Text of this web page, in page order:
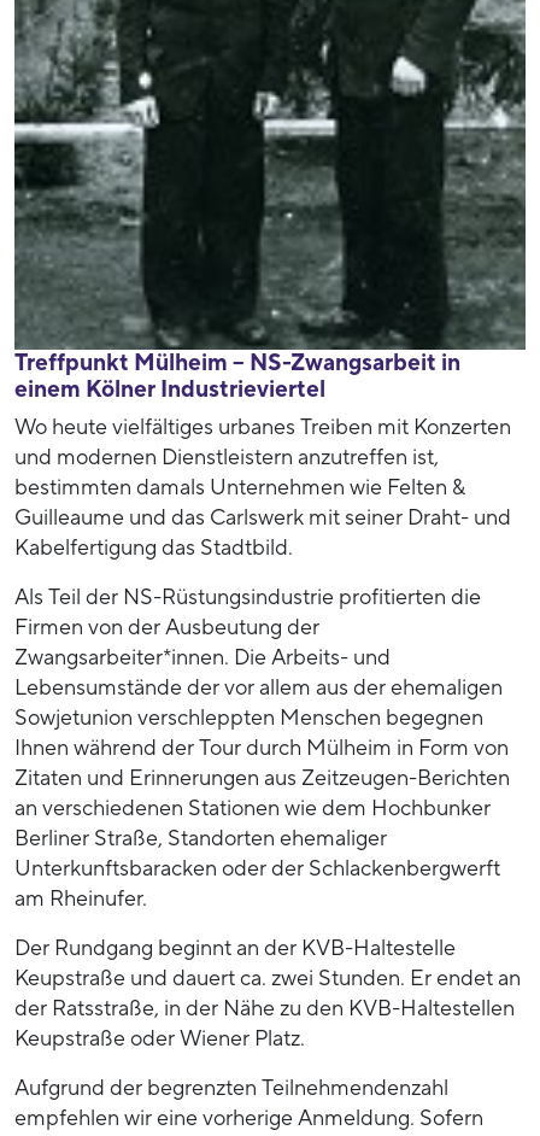
Treffpunkt Mülheim – NS-Zwangsarbeit in
einem Kölner Industrieviertel
Wo heute vielfältiges urbanes Treiben mit Konzerten
und modernen Dienstleistern anzutreffen ist,
bestimmten damals Unternehmen wie Felten &
Guilleaume und das Carlswerk mit seiner Draht- und
Kabelfertigung das Stadtbild.
Als Teil der NS-Rüstungsindustrie profitierten die
Firmen von der Ausbeutung der
Zwangsarbeiter*innen. Die Arbeits- und
Lebensumstände der vor allem aus der ehemaligen
Sowjetunion verschleppten Menschen begegnen
Ihnen während der Tour durch Mülheim in Form von
Zitaten und Erinnerungen aus Zeitzeugen-Berichten
an verschiedenen Stationen wie dem Hochbunker
Berliner Straße, Standorten ehemaliger
Unterkunftsbaracken oder der Schlackenbergwerft
am Rheinufer.
Der Rundgang beginnt an der KVB-Haltestelle
Keupstraße und dauert ca. zwei Stunden. Er endet an
der Ratsstraße, in der Nähe zu den KVB-Haltestellen
Keupstraße oder Wiener Platz.
Aufgrund der begrenzten Teilnehmendenzahl
empfehlen wir eine vorherige Anmeldung. Sofern